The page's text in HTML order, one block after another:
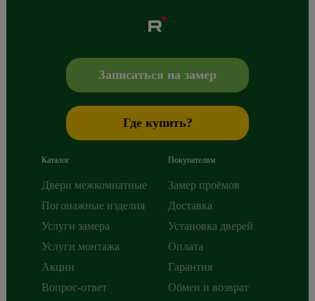
+7 800 765 43 42,mail@alberodoors.com
Записаться на замер
Где купить?
Каталог
Двери межкомнатные
Погонажные изделия
Услуги замера
Услуги монтажа
Акции
Вопрос-ответ
Покупателям
Замер проёмов
Доставка
Установка дверей
Оплата
Гарантия
Обмен и возврат